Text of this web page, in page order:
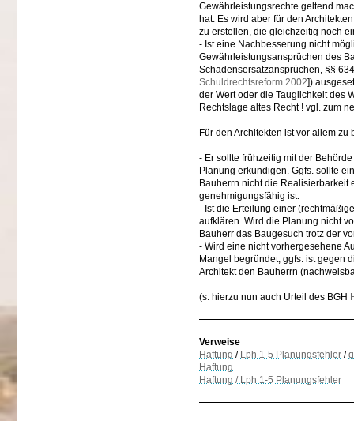
Gewährleistungsrechte geltend
hat. Es wird aber für den
zu erstellen, die gleichzeitig noch
- Ist eine Nachbesserung nicht
Gewährleistungsansprüchen des
Schadensersatzansprüchen, §§
Schuldrechtsreform 2002])
der Wert oder die Tauglichkeit des
Rechtslage altes Recht ! vgl. zum
Für den Architekten ist vor allem zu
- Er sollte frühzeitig mit der
Planung erkundigen. Ggfs. sollte
Bauherrn nicht die Realisierbarkeit
genehmigungsfähig ist.
- Ist die Erteilung einer
aufklären. Wird die Planung nicht
Bauherr das Baugesuch trotz der
- Wird eine nicht vorhergesehene
Mangel begründet; ggfs. ist gegen
Architekt den Bauherrn
(s. hierzu nun auch Urteil des BGH
Verweise
Haftung / Lph 1-5 Planungsfehler /
Haftung
Haftung / Lph 1-5 Planungsfehler